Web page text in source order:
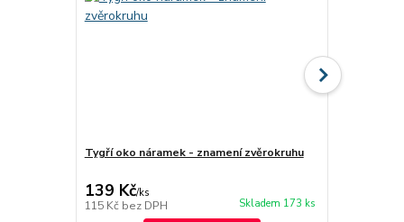
Tygří oko náramek - znamení zvěrokruhu
139 Kč/ks
115 Kč bez DPH Skladem 173 ks